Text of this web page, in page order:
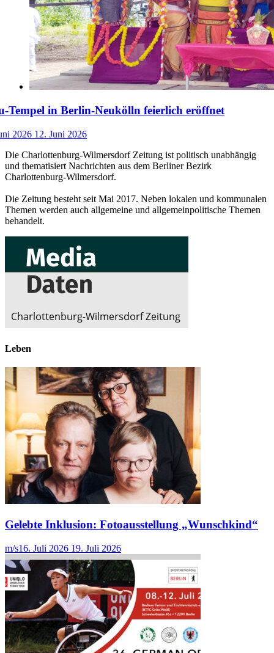
Tempel in Berlin-Neukölln feierlich eröffnet
2026 12. Juni 2026
Die Charlottenburg-Wilmersdorf Zeitung ist politisch unabhängig
und thematisiert Nachrichten aus dem Berliner Bezirk
Charlottenburg-Wilmersdorf.
Die Zeitung besteht seit Mai 2017. Neben lokalen und kommunalen
Themen werden auch allgemeine und allgemeinpolitische Themen
behandelt.
Leben
Gelebte Inklusion: Fotoausstellung „Wunschkind“
m/s16. Juli 2026 19. Juli 2026